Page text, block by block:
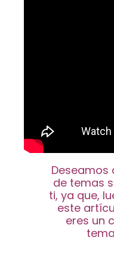
Deseamos
de temas
ti, ya que,
este
eres un